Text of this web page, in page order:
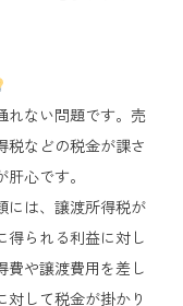
れない問題です。売
税などの税金が課さ
心です。
には、譲渡所得税が
得られる利益に対し
費や譲渡費用を差し
して税金が掛かり